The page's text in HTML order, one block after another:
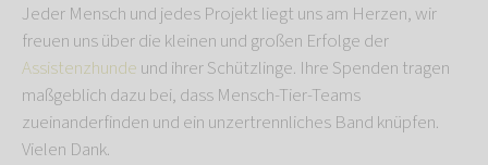
Jeder Mensch und jedes Projekt liegt uns am Herzen, wir
freuen uns über die kleinen und großen Erfolge der
Assistenzhunde und ihrer Schützlinge. Ihre Spenden tragen
maßgeblich dazu bei, dass Mensch-Tier-Teams
zueinanderfinden und ein unzertrennliches Band knüpfen.
Vielen Dank.